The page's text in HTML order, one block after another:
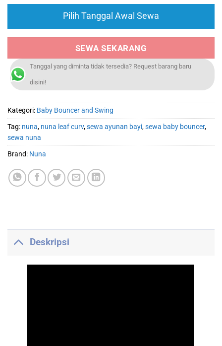
Pilih Tanggal Awal Sewa
SEWA SEKARANG
Tanggal yang diminta tidak tersedia? Request barang baru
disini!
Kategori: Baby Bouncer and Swing
Tag: nuna, nuna leaf curv,sewa ayunan bayi,sewa baby bouncer,
sewa nuna
Brand: Nuna
Deskripsi